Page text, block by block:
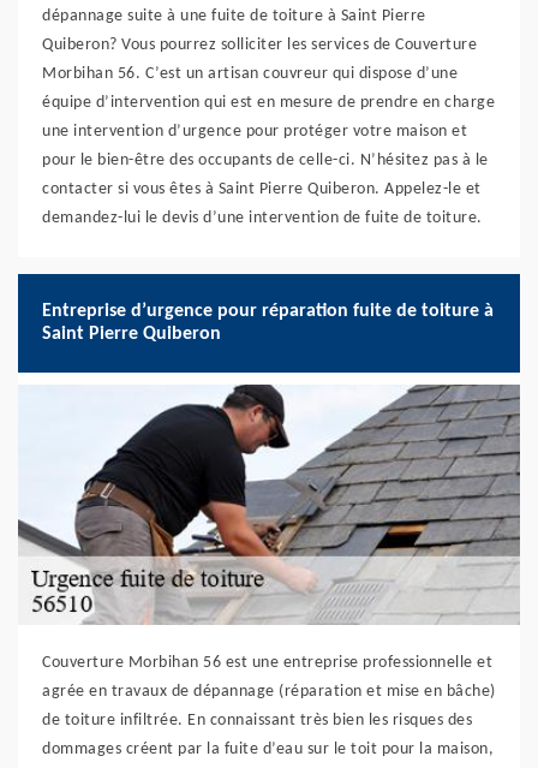
dépannage suite à une fuite de toiture à Saint Pierre
Quiberon? Vous pourrez solliciter les services de Couverture
Morbihan 56. C’est un artisan couvreur qui dispose d’une
équipe d’intervention qui est en mesure de prendre en charge
une intervention d’urgence pour protéger votre maison et
pour le bien-être des occupants de celle-ci. N’hésitez pas à le
contacter si vous êtes à Saint Pierre Quiberon. Appelez-le et
demandez-lui le devis d’une intervention de fuite de toiture.
Entreprise d’urgence pour réparation fuite de toiture à
Saint Pierre Quiberon
Couverture Morbihan 56 est une entreprise professionnelle et
agrée en travaux de dépannage (réparation et mise en bâche)
de toiture infiltrée. En connaissant très bien les risques des
dommages créent par la fuite d’eau sur le toit pour la maison,